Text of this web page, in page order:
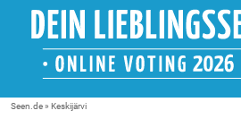
Seen.de» Keskijärvi